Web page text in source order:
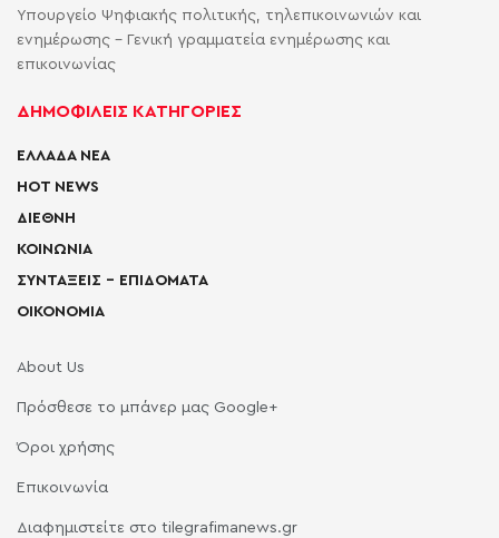
Υπουργείο Ψηφιακής πολιτικής, τηλεπικοινωνιών και
ενημέρωσης - Γενική γραμματεία ενημέρωσης και
επικοινωνίας
ΔΗΜΟΦΙΛΕΙΣ ΚΑΤΗΓΟΡΙΕΣ
ΕΛΛΑΔΑ ΝΕΑ
HOT NEWS
ΔΙΕΘΝΗ
ΚΟΙΝΩΝΙΑ
ΣΥΝΤΑΞΕΙΣ – ΕΠΙΔΟΜΑΤΑ
ΟΙΚΟΝΟΜΙΑ
About Us
Πρόσθεσε το μπάνερ μας Google+
Όροι χρήσης
Επικοινωνία
Διαφημιστείτε στο tilegrafimanews.gr